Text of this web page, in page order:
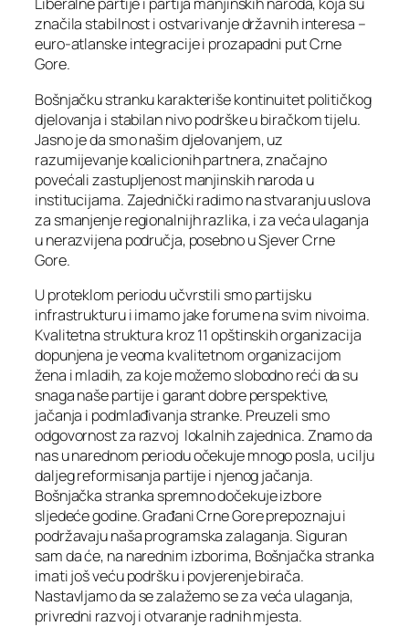
Liberalne partije i partija manjinskih naroda, koja su
značila stabilnost i ostvarivanje državnih interesa –
euro-atlanske integracije i prozapadni put Crne
Gore.
Bošnjačku stranku karakteriše kontinuitet političkog
djelovanja i stabilan nivo podrške u biračkom tijelu.
Jasno je da smo našim djelovanjem, uz
razumijevanje koalicionih partnera, značajno
povećali zastupljenost manjinskih naroda u
institucijama. Zajednički radimo na stvaranju uslova
za smanjenje regionalnijh razlika, i za veća ulaganja
u nerazvijena područja, posebno u Sjever Crne
Gore.
U proteklom periodu učvrstili smo partijsku
infrastrukturu i imamo jake forume na svim nivoima.
Kvalitetna struktura kroz 11 opštinskih organizacija
dopunjena je veoma kvalitetnom organizacijom
žena i mladih, za koje možemo slobodno reći da su
snaga naše partije i garant dobre perspektive,
jačanja i podmlađivanja stranke. Preuzeli smo
odgovornost za razvoj lokalnih zajednica. Znamo da
nas u narednom periodu očekuje mnogo posla, u cilju
daljeg reformisanja partije i njenog jačanja.
Bošnjačka stranka spremno dočekuje izbore
sljedeće godine. Građani Crne Gore prepoznaju i
podržavaju naša programska zalaganja. Siguran
sam da će, na narednim izborima, Bošnjačka stranka
imati još veću podršku i povjerenje birača.
Nastavljamo da se zalažemo se za veća ulaganja,
privredni razvoj i otvaranje radnih mjesta.